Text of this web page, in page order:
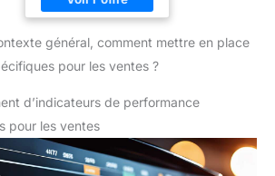
général, comment mettre en place
pour les ventes ?
d’indicateurs de performance
pour les ventes